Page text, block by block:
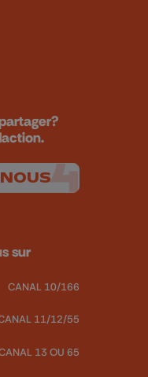
sur
CANAL 10/166
11/12/55
13 OU 65